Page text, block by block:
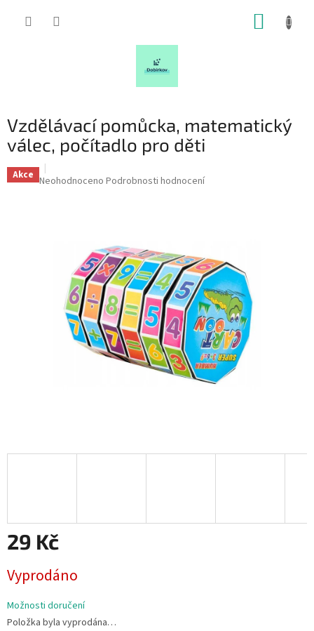
Vzdělávací pomůcka, matematický
válec, počítadlo pro děti
Akce Průměrné
hvězdiček.
Neohodnoceno Podrobnosti hodnocení
29 Kč
cena:
Vyprodáno
Možnosti doručení
Položka byla vyprodána…